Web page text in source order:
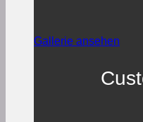
Gallerie ansehen